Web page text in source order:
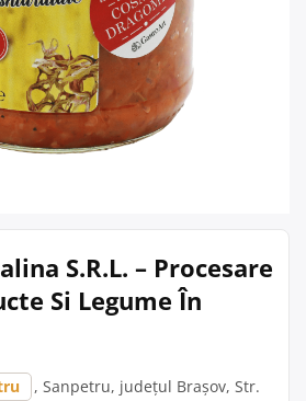
S.R.L. – Procesare
Si Legume În
, Sanpetru, județul Brașov, Str.